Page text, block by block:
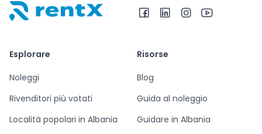
Esplorare
Noleggi
Rivenditori più votati
Località popolari in Albania
Risorse
Blog
Guida al noleggio
Guidare in Albania